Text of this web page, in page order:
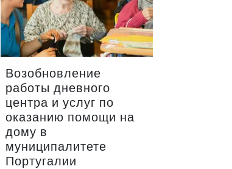
Возобновление
работы дневного
центра и услуг по
оказанию помощи на
дому в
муниципалитете
Португалии